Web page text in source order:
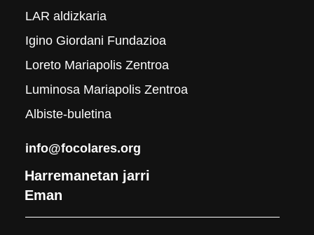
LAR aldizkaria
Igino Giordani Fundazioa
Loreto Mariapolis Zentroa
Luminosa Mariapolis Zentroa
Albiste-buletina
info@focolares.org
Harremanetan jarri
Eman